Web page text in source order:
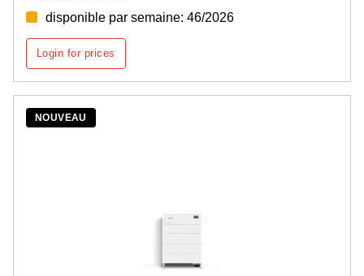
disponible par semaine: 46/2026
Login for prices
NOUVEAU